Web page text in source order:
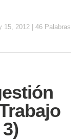
15, 2012 46 Palabras